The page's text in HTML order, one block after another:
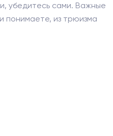
убедитесь сами. Важные
понимаете, из трюизма